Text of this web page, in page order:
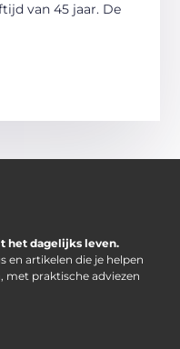
van 45 jaar. De
het dagelijks leven.
en artikelen die je helpen
met praktische adviezen